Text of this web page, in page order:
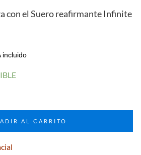
con el Suero reafirmante Infinite
incluido
AL CARRITO